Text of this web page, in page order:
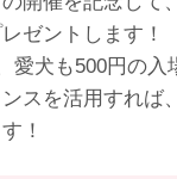
ゼントします！
愛犬も500円の入
スを活用すれば
！